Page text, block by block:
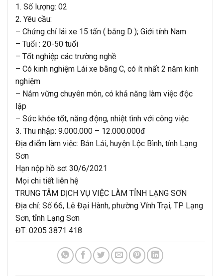
1. Số lượng: 02
2. Yêu cầu:
– Chứng chỉ lái xe 15 tấn ( bằng D ); Giới tính Nam
– Tuổi : 20-50 tuổi
– Tốt nghiệp các trường nghề
– Có kinh nghiệm Lái xe bằng C, có ít nhất 2 năm kinh
nghiệm
– Nắm vững chuyên môn, có khả năng làm việc độc
lập
– Sức khỏe tốt, năng động, nhiệt tình với công việc
3. Thu nhập: 9.000.000 – 12.000.000đ
Địa điểm làm việc: Bản Lải, huyện Lộc Bình, tỉnh Lạng
Sơn
Hạn nộp hồ sơ: 30/6/2021
Mọi chi tiết liên hệ
TRUNG TÂM DỊCH VỤ VIỆC LÀM TỈNH LẠNG SƠN
Địa chỉ: Số 66, Lê Đại Hành, phường Vĩnh Trại, TP Lạng
Sơn, tỉnh Lạng Sơn
ĐT: 0205 3871 418